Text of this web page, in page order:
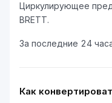
Циркулирующее
BRETT.
За последние 24
Как